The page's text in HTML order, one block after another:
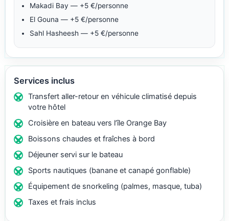
Makadi Bay — +5 €/personne
El Gouna — +5 €/personne
Sahl Hasheesh — +5 €/personne
Services inclus
Transfert aller-retour en véhicule climatisé depuis
votre hôtel
Croisière en bateau vers l’île Orange Bay
Boissons chaudes et fraîches à bord
Déjeuner servi sur le bateau
Sports nautiques (banane et canapé gonflable)
Équipement de snorkeling (palmes, masque, tuba)
Taxes et frais inclus